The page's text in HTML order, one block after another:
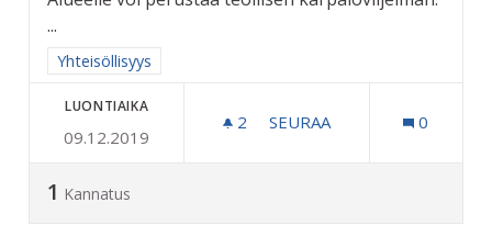
...
Rajaa tulokset aihepiirin mukaan: Yhteisöllisyys
Yhteisöllisyys
LUONTIAIKA
09.12.2019
2 2 SEURAAJAA
SEURAA 0
1 Kannatus